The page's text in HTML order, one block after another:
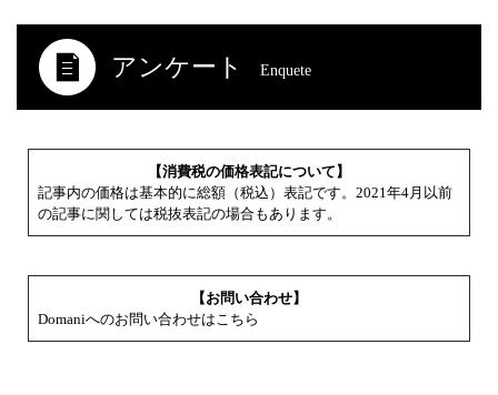
アンケート Enquete
【消費税の価格表記について】
記事内の価格は基本的に総額（税込）表記です。2021年4月以前
の記事に関しては税抜表記の場合もあります。
【お問い合わせ】
Domaniへのお問い合わせはこちら